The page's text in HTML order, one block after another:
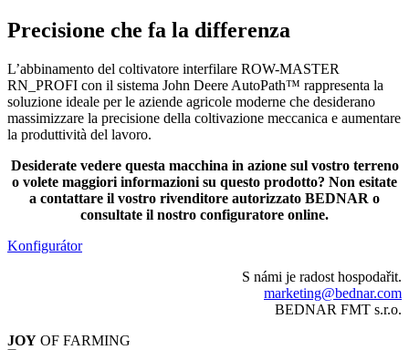
Precisione che fa la differenza
L’abbinamento del coltivatore interfilare ROW-MASTER
RN_PROFI con il sistema John Deere AutoPath™ rappresenta la
soluzione ideale per le aziende agricole moderne che desiderano
massimizzare la precisione della coltivazione meccanica e aumentare
la produttività del lavoro.
Desiderate vedere questa macchina in azione sul vostro terreno
o volete maggiori informazioni su questo prodotto? Non esitate
a contattare il vostro rivenditore autorizzato BEDNAR o
consultate il nostro configuratore online.
Konfigurátor
S námi je radost hospodařit.
marketing@bednar.com
BEDNAR FMT s.r.o.
JOY OF FARMING